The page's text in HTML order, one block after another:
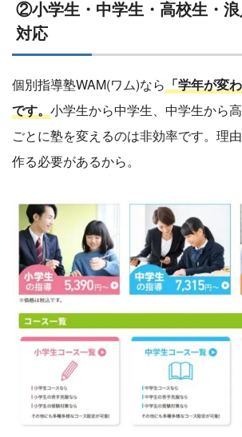
②小学生・中学生・高校生・浪
対応
個別指導塾WAM(ワム)なら 「学年が変
です。 小学生から中学生、中学生から
ごとに塾を変えるのは非効率です。理
作る必要があるから。